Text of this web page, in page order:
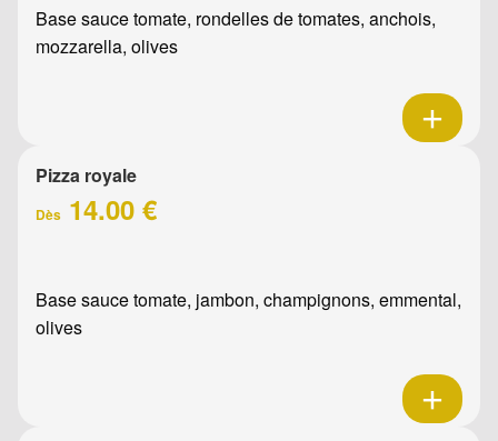
Base sauce tomate, rondelles de tomates, anchois,
mozzarella, olives
Pizza royale
Dès 14.00 €
Base sauce tomate, jambon, champignons, emmental,
olives